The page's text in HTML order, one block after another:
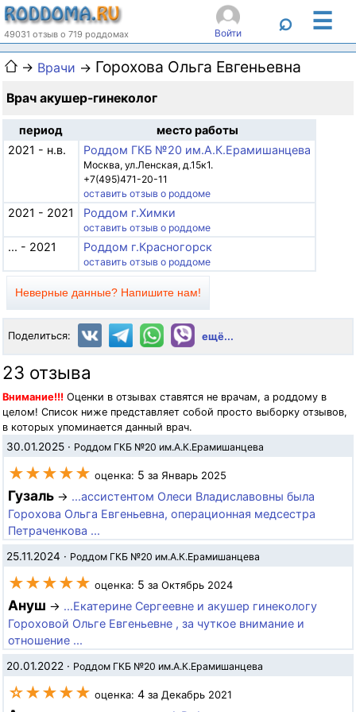
49031 отзыв о 719 роддомах Войти ⌕ ☰
→ Врачи → Горохова Ольга Евгеньевна
Врач акушер-гинеколог
период
место работы
2021 - н.в.
Роддом ГКБ №20 им.А.К.Ерамишанцева
Москва, ул.Ленская, д.15к1.
+7(495)471-20-11
оставить отзыв о роддоме
2021 - 2021 Роддом г.Химки
оставить отзыв о роддоме
... - 2021 Роддом г.Красногорск
оставить отзыв о роддоме
Неверные данные? Напишите нам!
Поделиться: ещё...
23 отзыва
Внимание!!! Оценки в отзывах ставятся не врачам, а роддому в
целом! Список ниже представляет собой просто выборку отзывов,
в которых упоминается данный врач.
30.01.2025 · Роддом ГКБ №20 им.А.К.Ерамишанцева
★★★★★ оценка: 5 за Январь 2025
Гузаль → ...ассистентом Олеси Владиславовны была
Горохова Ольга Евгеньевна, операционная медсестра
Петраченкова ...
25.11.2024 · Роддом ГКБ №20 им.А.К.Ерамишанцева
★★★★★ оценка: 5 за Октябрь 2024
Ануш → ...Екатерине Сергеевне и акушер гинекологу
Гороховой Ольге Евгеньевне , за чуткое внимание и
отношение ...
20.01.2022 · Роддом ГКБ №20 им.А.К.Ерамишанцева
☆★★★★ оценка: 4 за Декабрь 2021